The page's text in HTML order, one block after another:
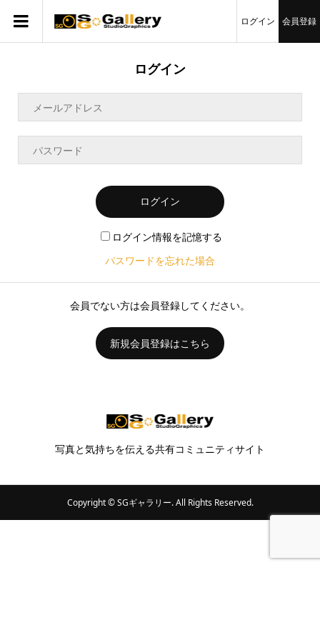
ログイン 会員登録
ログイン
ログイン
ログイン情報を記憶する
パスワードを忘れた場合
会員でない方は会員登録してください。
新規会員登録はこちら
写真と気持ちを伝える共有コミュニティサイト
Copyright ©SGギャラリー. All Rights Reserved.